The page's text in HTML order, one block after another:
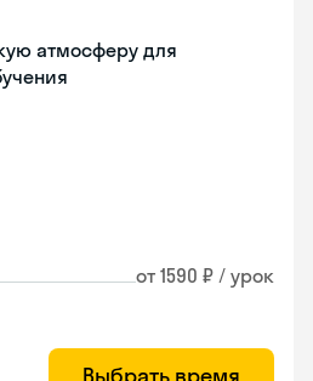
атмосферу для
от 1590 ₽ / урок